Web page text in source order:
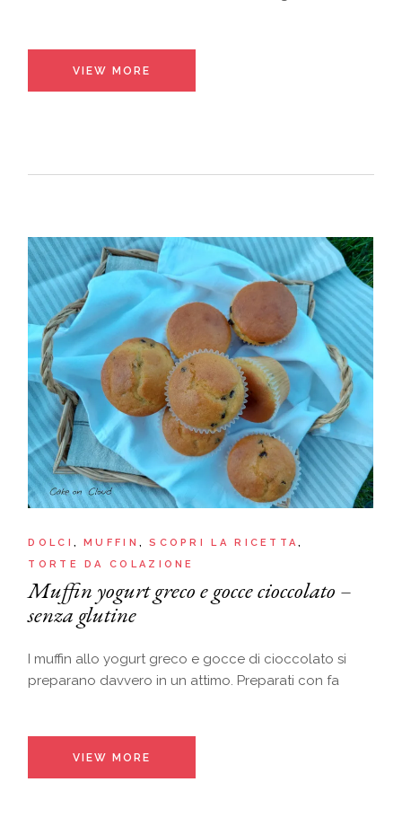
VIEW MORE
DOLCI MUFFIN
SCOPRI LA RICETTA
TORTE DA COLAZIONE
Muffin yogurt greco e gocce cioccolato –
senza glutine
I muffin allo yogurt greco e gocce di cioccolato si
preparano davvero in un attimo. Preparati con fa
VIEW MORE